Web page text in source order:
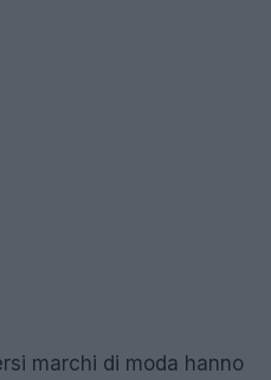
marchi di moda hanno